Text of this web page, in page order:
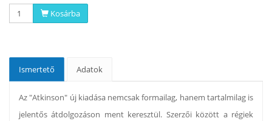
Kosárba
Ismertető Adatok
Az "Atkinson" új kiadása nemcsak formailag, hanem tartalmilag is
jelentős átdolgozáson ment keresztül. Szerzői között a régiek